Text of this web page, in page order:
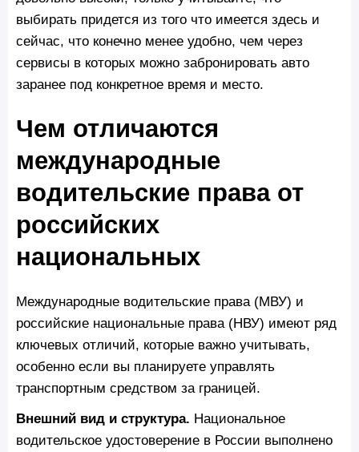
выбирать придется из того что имеется здесь и
сейчас, что конечно менее удобно, чем через
сервисы в которых можно забронировать авто
заранее под конкретное время и место.
Чем отличаются
международные
водительские права от
российских
национальных
Международные водительские права (МВУ) и
российские национальные права (НВУ) имеют ряд
ключевых отличий, которые важно учитывать,
особенно если вы планируете управлять
транспортным средством за границей.
Внешний вид и структура. Национальное
водительское удостоверение в России выполнено